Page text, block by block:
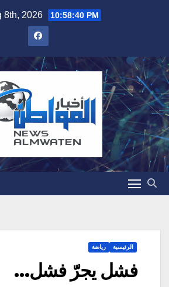
8th, 2026 10:58:41 PM
الرئيسية رياضة
فشل يجرّ فشل…